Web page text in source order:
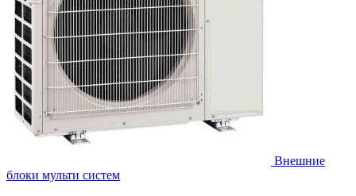
Внешние
блоки мульти систем